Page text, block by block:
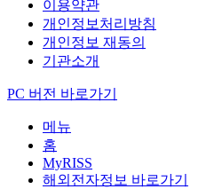
이용약관
개인정보처리방침
개인정보 재동의
기관소개
PC 버전 바로가기
메뉴
홈
MyRISS
해외전자정보 바로가기